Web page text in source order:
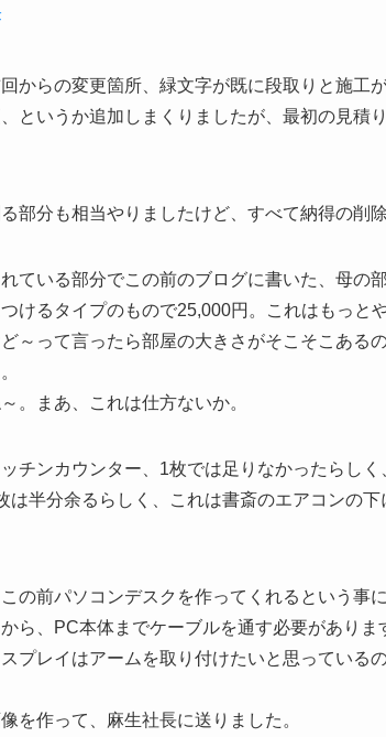
からの変更箇所、緑文字が既に段取りと施工
というか追加しまくりましたが、最初の見積
部分も相当やりましたけど、すべて納得の削
ている部分でこの前のブログに書いた、母の
けるタイプのもので25,000円。これはもっと
～って言ったら部屋の大きさがそこそこある
。まあ、これは仕方ないか。
チンカウンター、1枚では足りなかったらし
は半分余るらしく、これは書斎のエアコンの
の前パソコンデスクを作ってくれるという事
ら、PC本体までケーブルを通す必要がありま
プレイはアームを取り付けたいと思っている
を作って、麻生社長に送りました。